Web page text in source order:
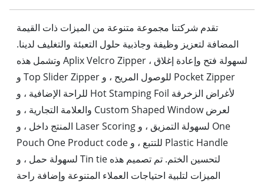
تقدم شركتنا مجموعة متنوعة من الميزات ذات القيمة
المضافة لتعزيز وظيفة وجاذبية حلول التعبئة والتغليف لدينا.
وتشمل هذه Aplix Velcro Zipper لسهولة فتح وإعادة إغلاق ،
و Top Slider Zipper للوصول المريح ، و Pocket Zipper
للراحة الإضافية ، و Hot Stamping Foil لأغراض الزخرفة
والعلامة التجارية ، و Custom Shaped Window لعرض
المنتج داخل ، و Laser Scoring لسهولة التمزيق ، و One
Pouch One Product code للتتبع ، و Plastic Handle
لسهولة حمل ، و Tin tie لتحسين الختم. تم تصميم هذه
الميزات لتلبية احتياجات العملاء المتنوعة وإضافة راحة